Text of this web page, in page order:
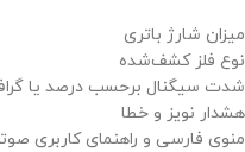
میزان شارژ باتری
نوع فلز کشف‌شده
شدت سیگنال برحسب درصد یا
هشدار نویز و خطا
منوی فارسی و راهنمای کاربری